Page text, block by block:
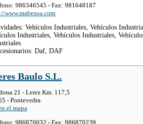
986346545 - Fax: 981648187
www.mabesoa.com
Vehículos Industriales, Vehículos
Industriales, Vehículos Industriales,
Daf, DAF
Baulo S.L.
21 - Lerez Km. 117,5
- Pontevedra
el mapa
986870032 - Fax: 986870239